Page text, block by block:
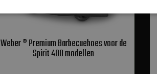
Weber ® Premium Barbecuehoes voor de
Spirit 400 modellen